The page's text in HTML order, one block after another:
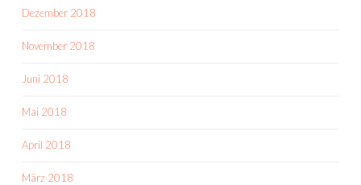
Dezember 2018
November 2018
Juni 2018
Mai 2018
April 2018
März 2018